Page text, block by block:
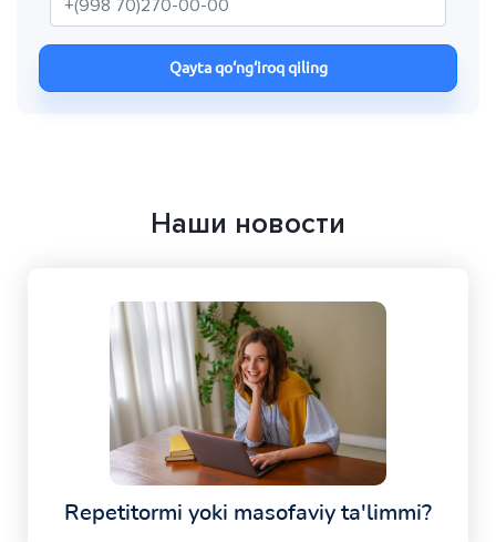
Qayta qo‘ng‘iroq qiling
Наши новости
Repetitormi yoki masofaviy ta'limmi?